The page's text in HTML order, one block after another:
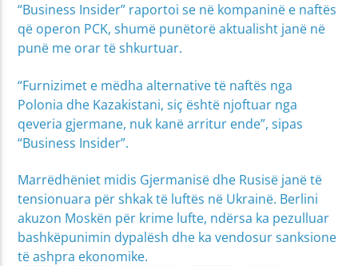
“Business Insider” raportoi se në kompaninë e naftës
që operon PCK, shumë punëtorë aktualisht janë në
punë me orar të shkurtuar.
“Furnizimet e mëdha alternative të naftës nga
Polonia dhe Kazakistani, siç është njoftuar nga
qeveria gjermane, nuk kanë arritur ende”, sipas
“Business Insider”.
Marrëdhëniet midis Gjermanisë dhe Rusisë janë të
tensionuara për shkak të luftës në Ukrainë. Berlini
akuzon Moskën për krime lufte, ndërsa ka pezulluar
bashkëpunimin dypalësh dhe ka vendosur sanksione
të ashpra ekonomike.